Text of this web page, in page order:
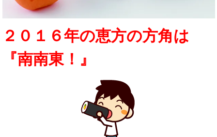
２０１６年の恵方の方角は
『南南東！』